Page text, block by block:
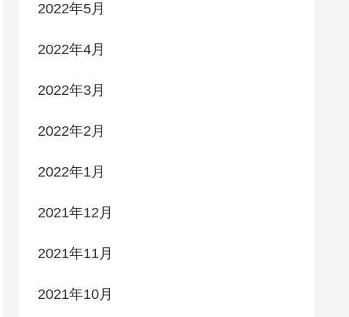
2022年5月
2022年4月
2022年3月
2022年2月
2022年1月
2021年12月
2021年11月
2021年10月